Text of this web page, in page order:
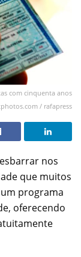
com cinquenta anos
/ rafapress
nos
que muitos
programa
oferecendo